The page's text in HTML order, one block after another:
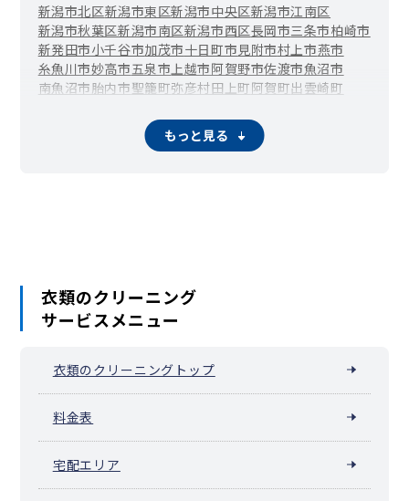
新潟市北区新潟市東区新潟市中央区新潟市江南区
新潟市秋葉区新潟市南区新潟市西区長岡市三条市柏崎市
新発田市小千谷市加茂市十日町市 見附市村上市燕市
糸魚川市妙高市五泉市 上越市阿賀野市佐渡市魚沼市
南魚沼市胎内市聖籠町弥彦村田上町阿賀町出雲崎町
もっと見る
衣類のクリーニング
サービスメニュー
衣類のクリーニングトップ
料金表
宅配エリア